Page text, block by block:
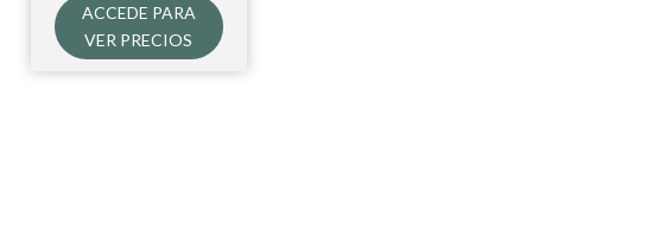
ACCEDE PARA
VER PRECIOS